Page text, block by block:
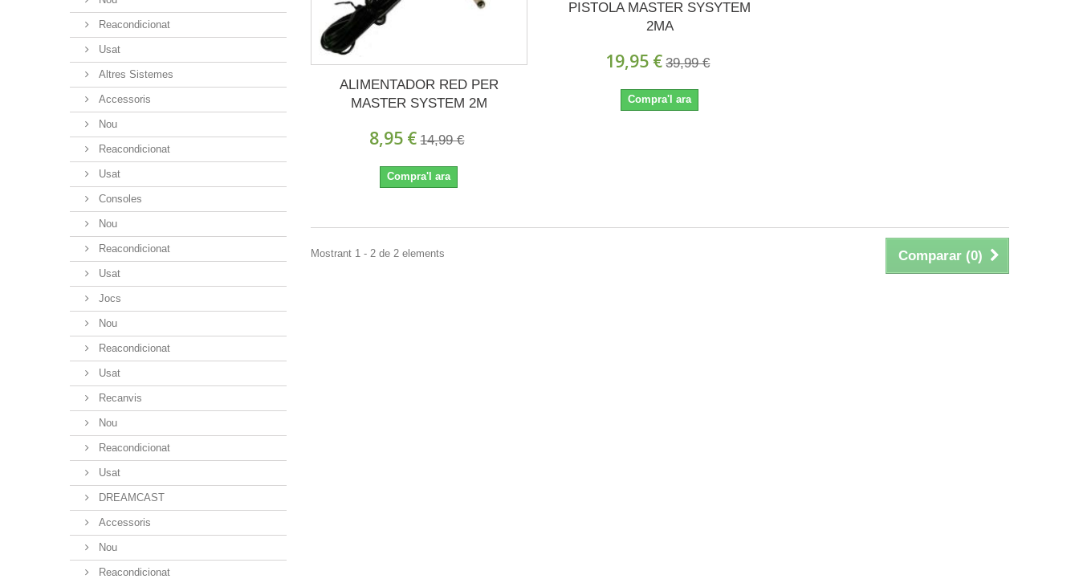
Reacondicionat
Usat
Altres Sistemes
Accessoris
Nou
Reacondicionat
Usat
Consoles
Nou
Reacondicionat
Usat
Jocs
Nou
Reacondicionat
Usat
Recanvis
Nou
Reacondicionat
Usat
DREAMCAST
Accessoris
Nou
Reacondicionat
ALIMENTADOR RED PER
MASTER SYSTEM 2M
8,95 € 14,99 €
Compra'l ara
PISTOLA MASTER SYSYTEM
2MA
19,95 € 39,99 €
Compra'l ara
Comparar (0)
Mostrant 1 - 2 de 2 elements